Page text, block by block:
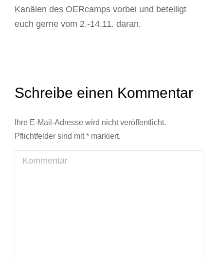
Kanälen des OERcamps vorbei und beteiligt
euch gerne vom 2.-14.11. daran.
Schreibe einen Kommentar
Ihre E-Mail-Adresse wird nicht veröffentlicht.
Pflichtfelder sind mit* markiert.
Kommentar